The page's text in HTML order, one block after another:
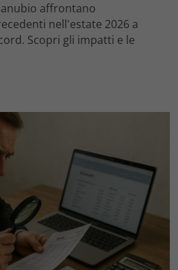
affrontano
nell'estate 2026 a
Scopri gli impatti e le